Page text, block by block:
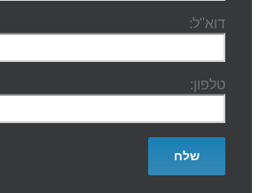
דוא''ל:
טלפון: